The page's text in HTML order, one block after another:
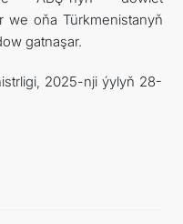
we oňa Türkmenistanyň
gatnaşar.
2025-nji ýylyň 28-